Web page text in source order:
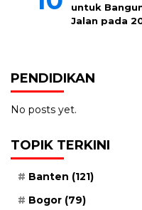
untuk
Jalan pada
PENDIDIKAN
No posts yet.
TOPIK TERKINI
Banten (121)
Bogor (79)